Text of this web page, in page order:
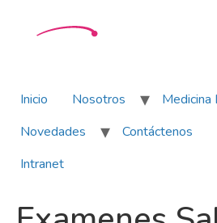
Inicio Nosotros
Medicina
Novedades
Contáctenos
Intranet